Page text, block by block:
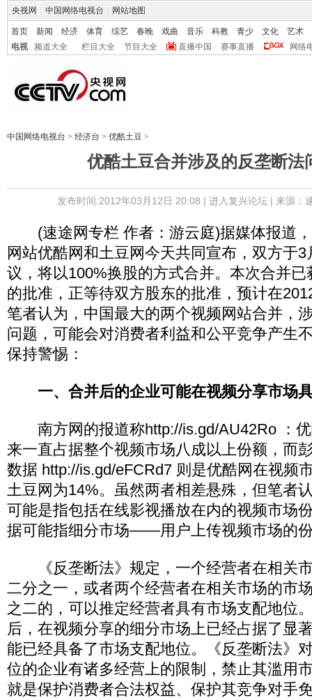
央视网 中国网络电视台 网站地图
首页 新闻 经济 体育 综艺 春晚 戏曲 音乐 科教 青少 文化
艺术
电视
频道大全 栏目大全 节目大全 直播中国 赛事直播 网络
中国网络电视台 > 经济台 > 优酷土豆 >
优酷土豆合并涉及的反垄断法
发布时间:2012年03月12日 20:08 | 进入复兴论坛| 来源：
(速途网专栏 作者：游云庭)据媒体报道，
网站优酷网和土豆网今天共同宣布，双方于
议，将以100%换股的方式合并。本次合并
的批准，正等待双方股东的批准，预计在
笔者认为，中国最大的两个视频网站合并，
问题，可能会对消费者利益和公平竞争产生
保持警惕：
一、合并后的企业可能在视频分享市场
南方网的报道称http://is.gd/AU42Ro ：优
来一直占据整个视频市场八成以上份额，而
数据 http://is.gd/eFCRd7 则是优酷网在视频
土豆网为14%。虽然两者相差悬殊，但笔者
可能是指包括在线影视播放在内的视频市场
据可能指细分市场——用户上传视频市场的
《反垄断法》规定，一个经营者在相关
二分之一，或者两个经营者在相关市场的市
之二的，可以推定经营者具有市场支配地位
后，在视频分享的细分市场上已经占据了显
能已经具备了市场支配地位。《反垄断法》
位的企业有诸多经营上的限制，禁止其滥用
就是保护消费者合法权益、保护其竞争对手